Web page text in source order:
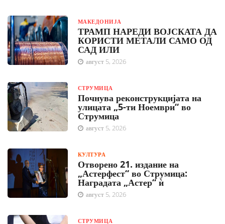
МАКЕДОНИЈА
ТРАМП НАРЕДИ ВОЈСКАТА ДА
КОРИСТИ МЕТАЛИ САМО ОД
САД ИЛИ
август 5, 2026
СТРУМИЦА
Почнува реконструкцијата на
улицата „5-ти Ноември“ во
Струмица
август 5, 2026
КУЛТУРА
Отворено 21. издание на
„Астерфест“ во Струмица:
Наградата „Астер“ ѝ
август 5, 2026
СТРУМИЦА